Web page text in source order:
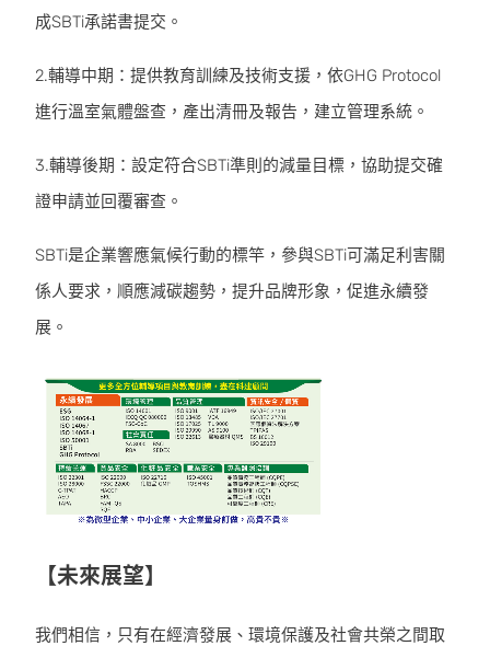
成SBTi承諾書提交。
2.輔導中期：提供教育訓練及技術支援，依GHG Protocol
進行溫室氣體盤查，產出清冊及報告，建立管理系統。
3.輔導後期：設定符合SBTi準則的減量目標，協助提交確
證申請並回覆審查。
SBTi是企業響應氣候行動的標竿，參與SBTi可滿足利害關
係人要求，順應減碳趨勢，提升品牌形象，促進永續發
展。
【未來展望】
我們相信，只有在經濟發展、環境保護及社會共榮之間取